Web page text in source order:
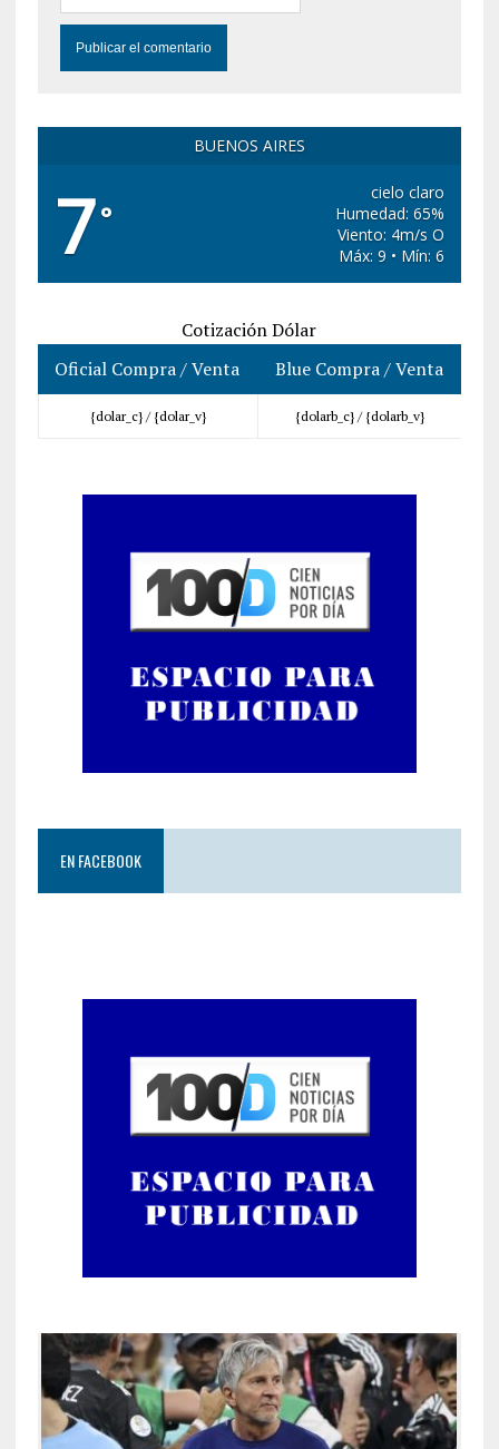
BUENOS AIRES
7°
cielo claro
Humedad: 65%
Viento: 4m/s O
Máx: 9 • Mín: 6
Cotización Dólar
Oficial Compra / Venta
Blue Compra / Venta
{dolar_c} / {dolar_v} {dolarb_c} / {dolarb_v}
EN FACEBOOK